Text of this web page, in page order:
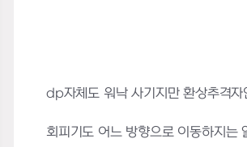
dp자체도 워낙 사기지만 환상추격자
회피기도 어느 방향으로 이동하지는